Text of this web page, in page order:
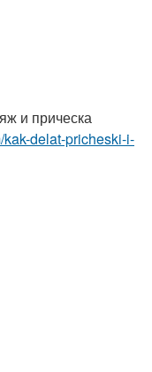
и прическа
delat-pricheski-i-